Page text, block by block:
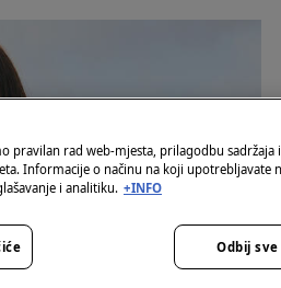
pravilan rad web-mjesta, prilagodbu sadržaja
Informacije o načinu na koji upotrebljavate
i analitiku. +INFO
Odbij sve